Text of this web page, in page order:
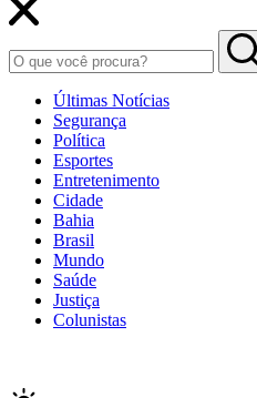
Últimas Notícias
Segurança
Política
Esportes
Entretenimento
Cidade
Bahia
Brasil
Mundo
Saúde
Justiça
Colunistas